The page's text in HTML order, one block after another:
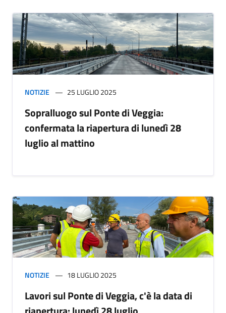
NOTIZIE 25 LUGLIO 2025
Sopralluogo sul Ponte di Veggia:
confermata la riapertura di lunedì 28
luglio al mattino
NOTIZIE 18 LUGLIO 2025
Lavori sul Ponte di Veggia, c'è la data di